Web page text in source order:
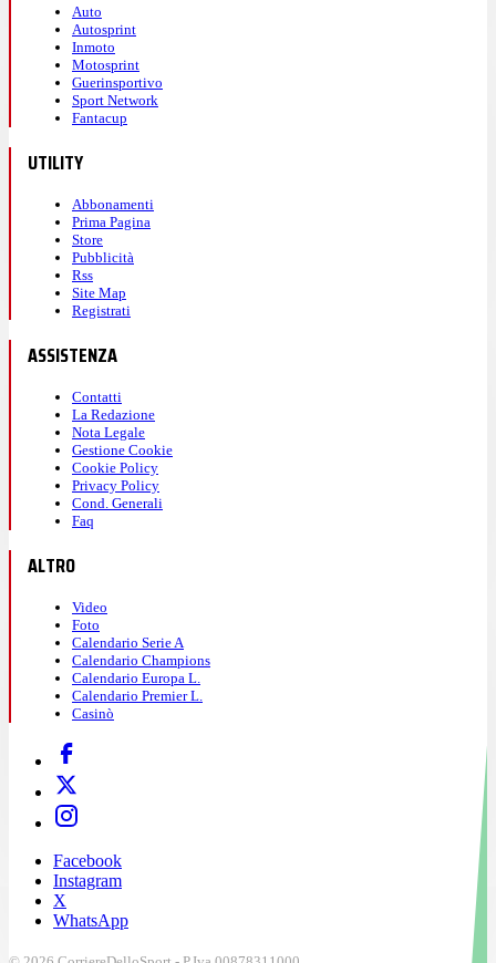
Auto
Autosprint
Inmoto
Motosprint
Guerinsportivo
Sport Network
Fantacup
UTILITY
Abbonamenti
Prima Pagina
Store
Pubblicità
Rss
Site Map
Registrati
ASSISTENZA
Contatti
La Redazione
Nota Legale
Gestione Cookie
Cookie Policy
Privacy Policy
Cond. Generali
Faq
ALTRO
Video
Foto
Calendario Serie A
Calendario Champions
Calendario Europa L.
Calendario Premier L.
Casinò
Facebook
Instagram
X
WhatsApp